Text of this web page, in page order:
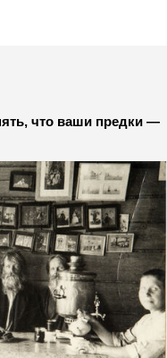
что ваши предки —